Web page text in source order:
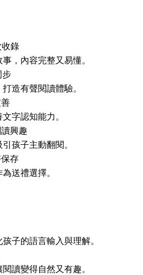
收錄
，內容完整又易懂。
步
造有聲閱讀體驗。
字認知能力。
興趣
孩子主動翻閱。
存
送禮選擇。
子的語言輸入與理解。
讀變得自然又有趣。